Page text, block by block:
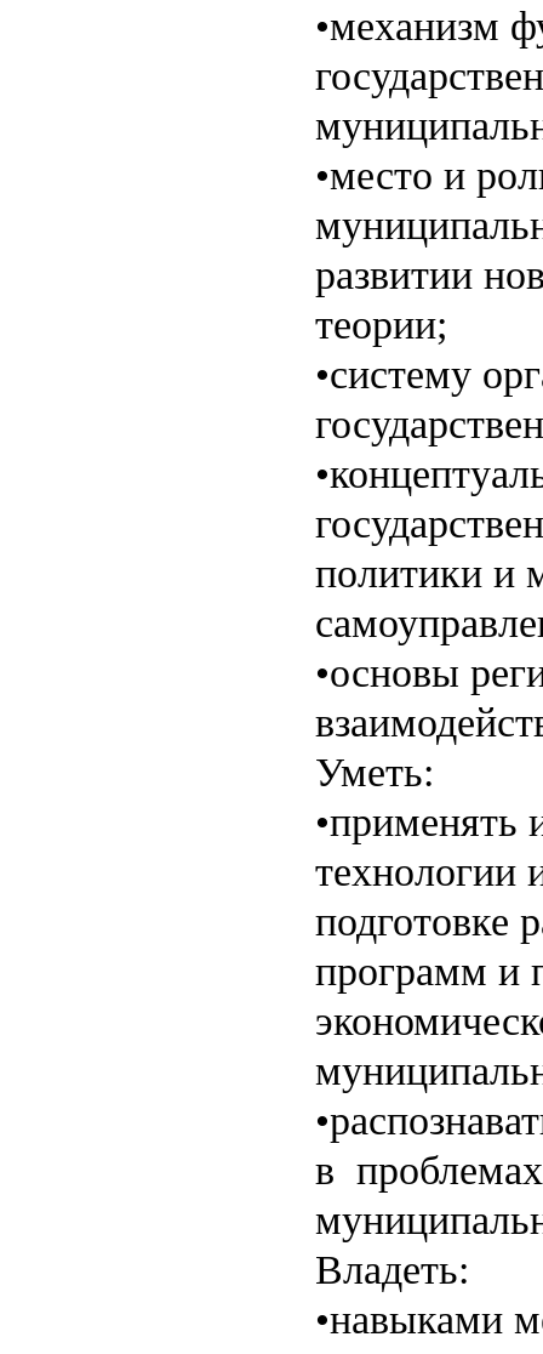
•механизм
•место и
развитии
теории;
•систему
политики и
•основы
Уметь:
•применять
технологии
подготовке
программ и
в проблемах
Владеть:
•навыками